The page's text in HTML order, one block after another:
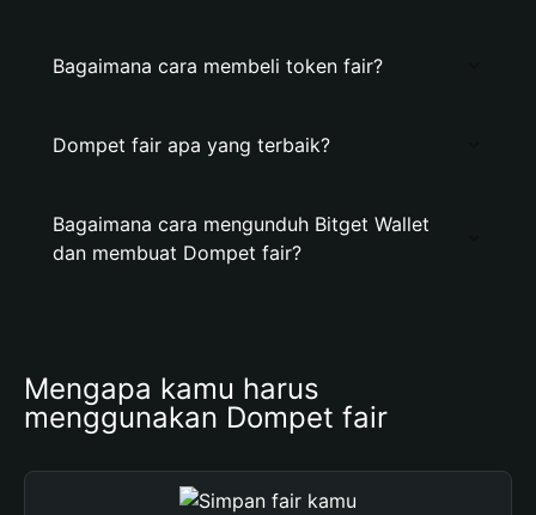
Bagaimana cara membeli token fair?
Dompet fair apa yang terbaik?
Bagaimana cara mengunduh Bitget Wallet
dan membuat Dompet fair?
Mengapa kamu harus
menggunakan Dompet fair